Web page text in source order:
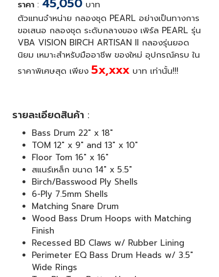
ราคา :
บาท
ตัวแทนจำหน่าย กลองชุด PEARL อย่างเป็นทางการ
ขอเสนอ กลองชุด ระดับกลางของ เพิร์ล PEARL รุ่น
VBA VISION BIRCH ARTISAN II กลองรุ่นยอด
นิยม เหมาะสำหรับมืออาชีพ ของใหม่ อุปกรณ์ครบ ใน
ราคาพิเศษสุด เพียง 5x,xxx บาท เท่านั้น!!!
รายละเอียดสินค้า :
Bass Drum 22" x 18"
TOM 12" x 9" and 13" x 10"
Floor Tom 16" x 16"
สแนร์เหล็ก ขนาด 14" x 5.5"
Birch/Basswood Ply Shells
6-Ply 7.5mm Shells
Matching Snare Drum
Wood Bass Drum Hoops with Matching
Finish
Recessed BD Claws w/ Rubber Lining
Perimeter EQ Bass Drum Heads w/ 3.5"
Wide Rings